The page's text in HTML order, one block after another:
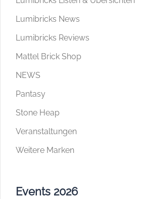
Lumibricks News
Lumibricks Reviews
Mattel Brick Shop
NEWS
Pantasy
Stone Heap
Veranstaltungen
Weitere Marken
Events 2026